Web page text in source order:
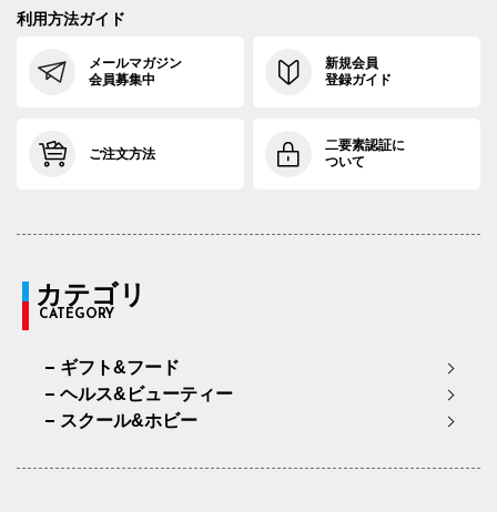
利用方法ガイド
メールマガジン
会員募集中
新規会員
登録ガイド
ご注文方法
二要素認証に
ついて
カテゴリ
CATEGORY
ギフト&フード
ヘルス&ビューティー
スクール&ホビー